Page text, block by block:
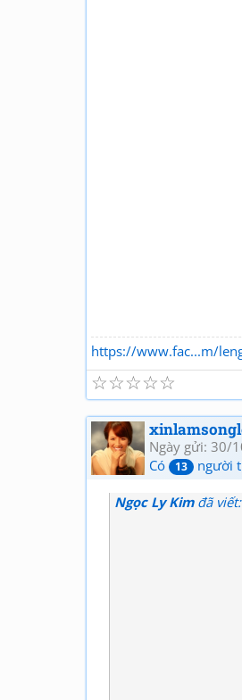
https://www.fac...m/
☆
☆
☆
☆
☆
Ngày gửi: 30/
Có
13 người
Ngọc Ly Kimđã viết: